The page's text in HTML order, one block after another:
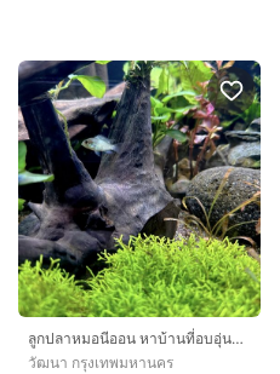
ลูกปลาหมอนีออน หาบ้านที่อบอุ่นครับ/ค่ะ 💙 Neon acara babies looking for a loving owner
วัฒนา กรุงเทพมหานคร